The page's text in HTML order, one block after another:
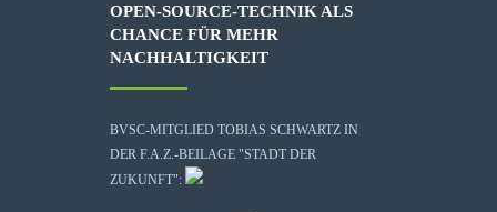
OPEN-SOURCE-TECHNIK ALS
CHANCE FÜR MEHR
NACHHALTIGKEIT
BVSC-MITGLIED TOBIAS SCHWARTZ IN
DER F.A.Z.-BEILAGE "STADT DER
ZUKUNFT":